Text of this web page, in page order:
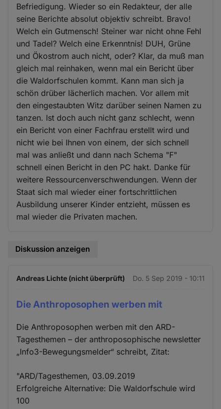
Befriedigung. Wieder so ein Redakteur, der alle
seine Berichte absolut objektiv schreibt. Bravo!
Welch ein Gutmensch! Steiner war nicht ohne Fehl
und Tadel? Welch eine Erkenntnis! DUH, Grüne
und Ökostrom auch nicht, oder? Klar, da muß man
gleich mal reinhaken, wenn mal ein Bericht über
die Waldorfschulen kommt. Kann man sich ja
schön drüber lächerlich machen. Vor allem mit
den eingestaubten Witz darüber seinen Namen zu
tanzen. Ist doch auch nicht ganz schlecht, wenn
ein Bericht von einer Fachfrau erstellt wird und
nicht wie bei Ihnen von einem, der sich schnell
mal was anließt und dann nach Schema "F"
schnell einen Bericht in den PC hakt. Danke für
weitere Ressourcenverschwendungen. Wenn der
Staat sich mal wieder einer fortschrittlichen
Ausbildung unserer Kinder entzieht, müssen es
mal wieder die Privaten machen.
Diskussion anzeigen
Andreas Lichte (nicht überprüft) Do. 5 Sep 2019 - 10:11
Die Anthroposophen werben mit
Die Anthroposophen werben mit den ARD-
Tagesthemen – der anthroposophische newsletter
„Info3-Bewegungsmelder“ schreibt, Zitat:
"ARD/Tagesthemen, 03.09.2019
Erfolgreiche Alternative: Die Waldorfschule wird
100